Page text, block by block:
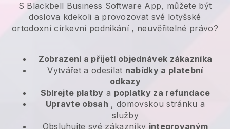
S Blackbell Business Software App, můžete být
doslova kdekoli a provozovat své lotyšské
ortodoxní církevní podnikání, neuvěřitelné právo?
Zobrazení a přijetí objednávek zákazníka
Vytvářet a odesílat nabídky a platební
odkazy
Sbírejte platby a poplatky za refundace
Upravte obsah , domovskou stránku a
služby
Obsluhujte své zákazníky integrovaným